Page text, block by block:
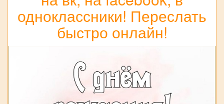
одноклассники! Переслать
быстро онлайн!